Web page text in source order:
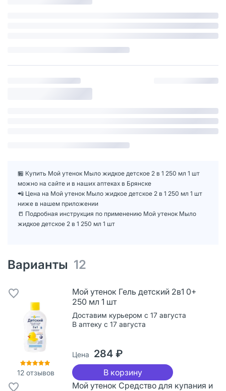
🏪 Купить Мой утенок Мыло жидкое детское 2 в 1 250 мл 1 шт
можно на сайте и в наших аптеках в Брянске
📲 Цена на Мой утенок Мыло жидкое детское 2 в 1 250 мл 1 шт
ниже в нашем приложении
📒 Подробная инструкция по применению Мой утенок Мыло
жидкое детское 2 в 1 250 мл 1 шт
Варианты 12
12 отзывов
Мой утенок Гель детский 2в1 0+
250 мл 1 шт
Доставим курьером с 17 августа
В аптеку с 17 августа
Цена 284 ₽
В корзину
Мой утенок Средство для купания и